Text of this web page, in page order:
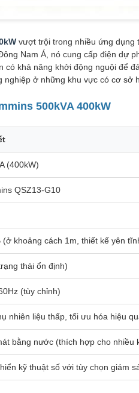
vượt trội trong nhiều ứng dụng
Nam Á, nó cung cấp điện
khả năng khởi động nguội để
ở những khu vực có cơ sở
500kVA 400kW
(400kW)
QSZ13-G10
(ở khoảng cách 1m, thiết kế yên
thái ổn định)
(tùy chỉnh)
nhiên liệu thấp, tối ưu hóa hiệu
bằng nước (thích hợp cho nhiều
kỹ thuật số với tùy chọn giám